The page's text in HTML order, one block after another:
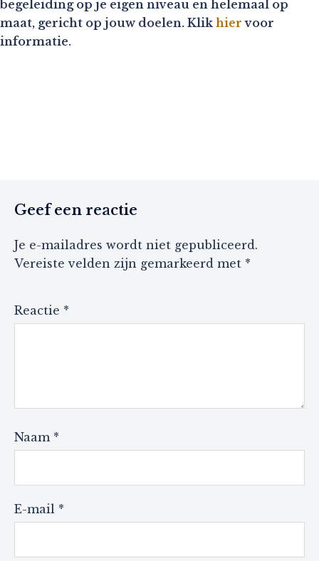
begeleiding op je eigen niveau en helemaal op
maat, gericht op jouw doelen. Klik hier voor
informatie.
Geef een reactie
Je e-mailadres wordt niet gepubliceerd.
Vereiste velden zijn gemarkeerd met *
Reactie *
Naam *
E-mail *